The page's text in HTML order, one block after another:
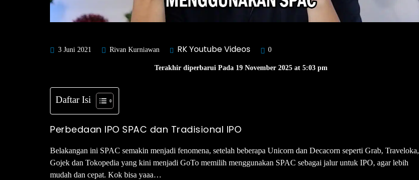
3 Juni 2021 Rivan Kurniawan RK Youtube Videos 0
Terakhir diperbarui Pada 19 November 2025 at 5:03 pm
Daftar Isi
Perbedaan IPO SPAC dan Tradisional IPO
Belakangan ini SPAC semakin menjadi fenomena, setelah beberapa Unicorn dan Decacorn seperti Grab, Traveloka,
Gojek dan Tokopedia yang kini menjadi GoTo memilih menggunakan SPAC sebagai jalur untuk IPO, agar lebih
mudah dan cepat. Kok bisa yaaa…